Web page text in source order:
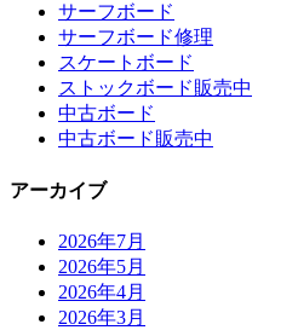
サーフボード
サーフボード修理
スケートボード
ストックボード販売中
中古ボード
中古ボード販売中
アーカイブ
2026年7月
2026年5月
2026年4月
2026年3月